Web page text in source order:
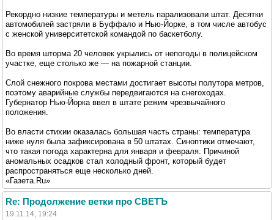
Рекордно низкие температуры и метель парализовали штат. Десятки
автомобилей застряли в Буффало и Нью-Йорке, в том числе автобус
с женской университетской командой по баскетболу.
Во время шторма 20 человек укрылись от непогоды в полицейском
участке, еще столько же — на пожарной станции.
Слой снежного покрова местами достигает высоты полутора метров,
поэтому аварийные службы передвигаются на снегоходах.
Губернатор Нью-Йорка ввел в штате режим чрезвычайного
положения.
Во власти стихии оказалась большая часть страны: температура
ниже нуля была зафиксирована в 50 штатах. Синоптики отмечают,
что такая погода характерна для января и февраля. Причиной
аномальных осадков стал холодный фронт, который будет
распространяться еще несколько дней.
«Газета.Ru»
Re: Продолжение ветки про СВЕТЪ
19.11.14, 19:24